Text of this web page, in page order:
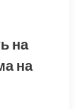
на
на